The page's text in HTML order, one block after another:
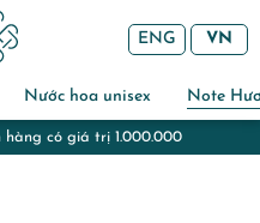
Nước hoa unisex Note
ENG VN
Miễn phí gói quà và chuẩn bị